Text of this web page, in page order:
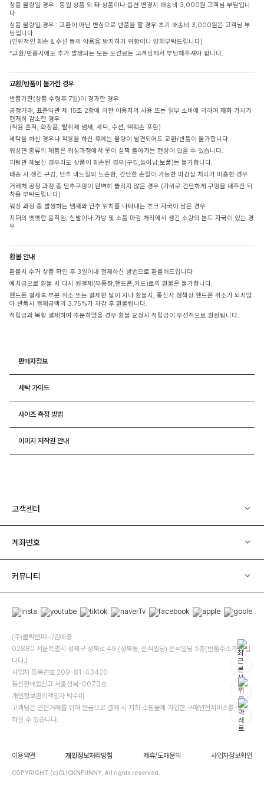
상품 불량일 경우 : 동일 상품 외 타 상품이나 옵션 변경시 배송비 3,000원 고객님 부담입니
다.
상품 불량일 경우 : 교환이 아닌 변심으로 반품을 할 경우 초기 배송비 3,000원은 고객님 부
담입니다.
(인위적인 훼손 & 수선 등의 악용을 방지하기 위함이니 양해부탁드립니다)
*교환/반품시에도 추가 발생되는 모든 도선료는 고객님께서 부담해주셔야 합니다.
교환/반품이 불가한 경우
반품기한(상품 수령후 7일)이 경과한 경우
공정거래, 표준약관 제 15조 2항에 의한 이용자의 사용 또는 일부 소비에 의하여 재화 가치가
현저히 감소한 경우
(착용 흔적, 화장품, 탈취제 냄새, 세탁, 수선, 택훼손 포함)
세탁을 하신 경우나 착용을 하신 후에는 불량이 발견되어도 교환/반품이 불가합니다.
워싱면 종류의 제품은 워싱과정에서 옷이 살짝 돌아가는 현상이 있을 수 있습니다.
피팅만 해보신 경우라도 상품이 훼손된 경우(구김,늘어남,보풀)는 불가합니다.
배송 시 생긴 구김, 단추 바느질의 느슨함, 간단한 손질이 가능한 마감실 처리가 미흡한 경우
거래처 공정 과정 중 단추구멍이 완벽히 뚫리지 않은 경우 (가위로 간단하게 구멍을 내주신 뒤
착용 부탁드립니다)
워싱 과정 중 발생하는 냄새와 단추 위치를 나타내는 초크 자국이 남은 경우
지퍼의 뻣뻣한 움직임, 신발이나 가방 및 소품 마감 처리에서 생긴 소량의 본드 자국이 있는 경
우
환불 안내
환불시 수거 상품 확인 후 3일이내 결제하신 방법으로 환불해드립니다
예치금으로 환불 시 다시 원결제(무통장,핸드폰,카드)로의 환불은 불가합니다.
핸드폰 결제후 부분 취소 또는 결제한 달이 지나 환불시, 통신사 정책상 핸드폰 취소가 되지않
아 반품시 결제금액의 3.75%가 차감 후 환불됩니다.
적립금과 복합 결제하여 주문하였을 경우 환불 요청시 적립금이 우선적으로 환원됩니다.
판매자정보
세탁 가이드
사이즈 측정 방법
이미지 저작권 안내
고객센터
계좌번호
커뮤니티
(주)클릭앤퍼니/김예중
02880 서울특별시 성북구 성북로 49 (성북동, 운석빌딩) 운석빌딩 5층(반품주소가 아닙
니다.)
사업자 등록번호 209-81-43420
통신판매업신고 서울성북-0073호
개인정보관리책임자 박수미
고객님은 안전거래를 위해 현금으로 결제 시 저희 소핑몰에 가입한 구매안전서비스를 이용
하실 수 있습니다.
이용약관 개인정보처리방침 제휴/도매문의 사업자정보확인
COPYRIGHT (c)CLICKNFUNNY. All rights reserved.